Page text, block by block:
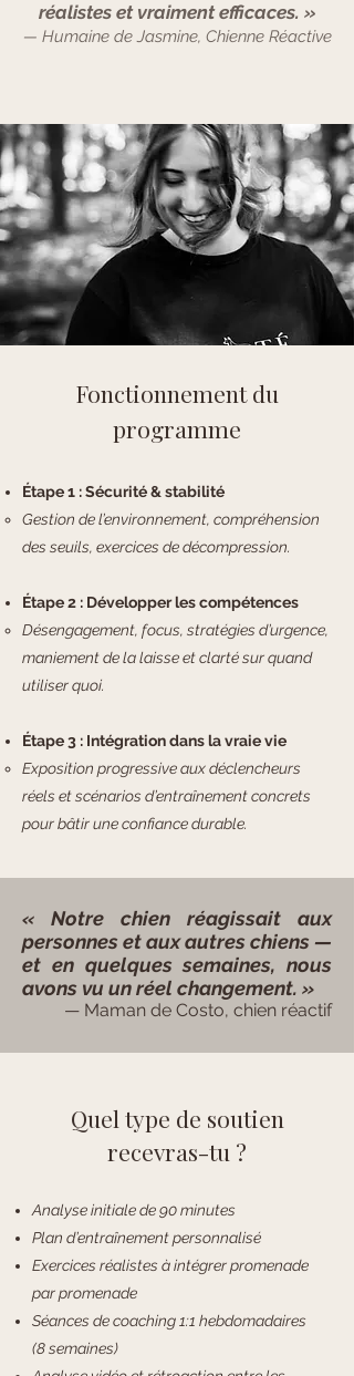
réalistes et vraiment efficaces. »
— Humaine de Jasmine, Chienne Réactive
Fonctionnement du
programme
Étape 1 : Sécurité & stabilité
Gestion de l’environnement, compréhension
des seuils, exercices de décompression.
Étape 2 : Développer les compétences
Désengagement, focus, stratégies d’urgence,
maniement de la laisse et clarté sur quand
utiliser quoi.
Étape 3 : Intégration dans la vraie vie
Exposition progressive aux déclencheurs
réels et scénarios d’entraînement concrets
pour bâtir une confiance durable.
« Notre chien réagissait aux
personnes et aux autres chiens —
et en quelques semaines, nous
avons vu un réel changement. »
— Maman de Costo, chien réactif
Quel type de soutien
recevras-tu ?
Analyse initiale de 90 minutes
Plan d’entraînement personnalisé
Exercices réalistes à intégrer promenade
par promenade
Séances de coaching 1:1 hebdomadaires
(8 semaines)